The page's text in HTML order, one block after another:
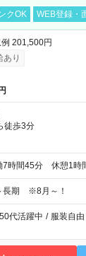
クOK WEB登録・
201,500円
あり
徒歩3分
7時間45分 休憩1時
長期 ※8月～！
代活躍中 / 服装自由